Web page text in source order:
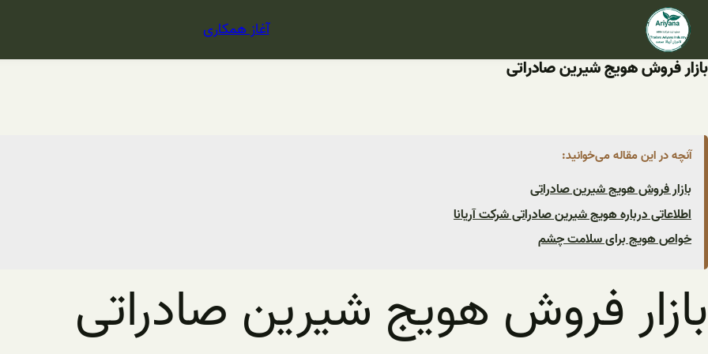
محتوا
آغاز همکاری
بازار فروش هویج شیرین صادراتی
آنچه در این مقاله می‌خوانید:
بازار فروش هویج شیرین صادراتی
اطلاعاتی درباره هویج شیرین صادراتی شرکت آریانا
خواص هویج برای سلامت چشم
بازار فروش هویج شیرین صادراتی